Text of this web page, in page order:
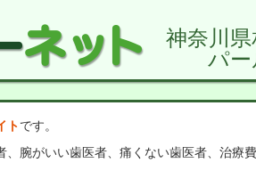
神奈川
パ
トです。
腕がいい歯医者、痛くない歯医者、治療